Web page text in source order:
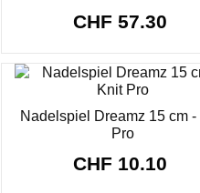
CHF 57.30
Nadelspiel Dreamz 15 cm -
Pro
CHF 10.10